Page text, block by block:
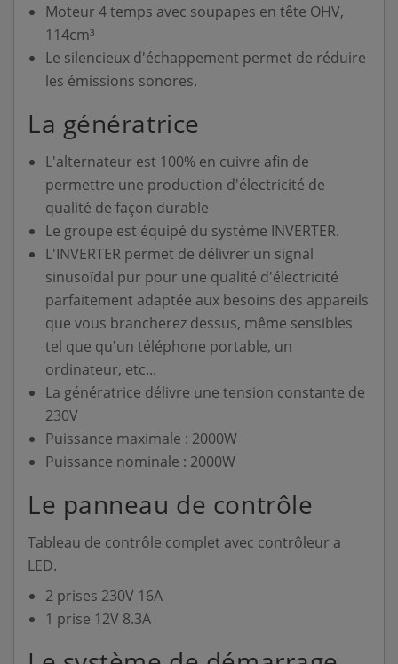
Moteur 4 temps avec soupapes en tête OHV,
114cm³
Le silencieux d'échappement permet de réduire
les émissions sonores.
La génératrice
L'alternateur est 100% en cuivre afin de
permettre une production d'électricité de
qualité de façon durable
Le groupe est équipé du système INVERTER.
L'INVERTER permet de délivrer un signal
sinusoïdal pur pour une qualité d'électricité
parfaitement adaptée aux besoins des appareils
que vous brancherez dessus, même sensibles
tel que qu'un téléphone portable, un
ordinateur, etc...
La génératrice délivre une tension constante de
230V
Puissance maximale : 2000W
Puissance nominale : 2000W
Le panneau de contrôle
Tableau de contrôle complet avec contrôleur a
LED.
2 prises 230V 16A
1 prise 12V 8.3A